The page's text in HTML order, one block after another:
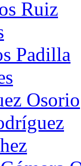
Ruiz
Padilla
Osorio